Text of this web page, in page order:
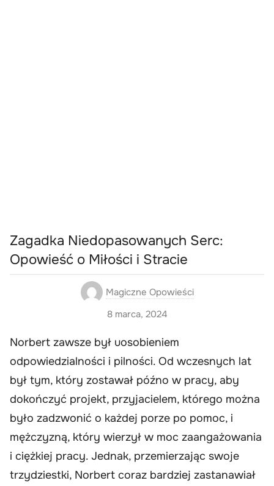
Zagadka Niedopasowanych Serc:
Opowieść o Miłości i Stracie
Magiczne Opowieści
8 marca, 2024
Norbert zawsze był uosobieniem
odpowiedzialności i pilności. Od wczesnych lat
był tym, który zostawał późno w pracy, aby
dokończyć projekt, przyjacielem, którego można
było zadzwonić o każdej porze po pomoc, i
mężczyzną, który wierzył w moc zaangażowania
i ciężkiej pracy. Jednak, przemierzając swoje
trzydziestki, Norbert coraz bardziej zastanawiał